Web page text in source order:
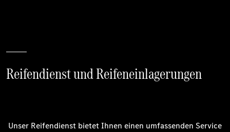
Reifendienst und Reifeneinlagerungen
Unser Reifendienst bietet Ihnen einen umfassenden Service